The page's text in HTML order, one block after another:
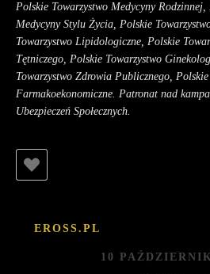
Polskie Towarzystwo Medycyny Rodzinnej,
Medycyny Stylu Życia, Polskie
Towarzystwo Lipidologiczne, Polskie
Tętniczego, Polskie Towarzystwo
Towarzystwo Zdrowia Publicznego,
Farmakoekonomiczne. Patronat nad
Ubezpieczeń Społecznych.
EROSS.PL
10